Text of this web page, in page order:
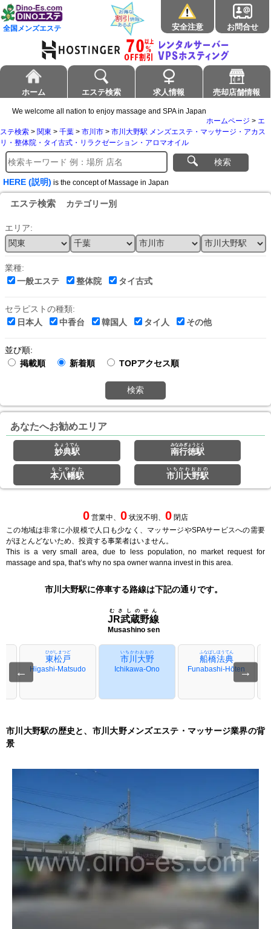
全国メンズエステ 安全注意 お問合せ
ホーム エステ検索 求人情報 売却店舗情報
We welcome all nation to enjoy massage and SPA in Japan
ホームページ > エ
ステ検索 > 関東 > 千葉 > 市川市 > 市川大野駅 メンズエステ・マッサージ・アカス
リ・整体院・タイ古式・リラクゼーション・アロマオイル
検索
HERE (説明) is the concept of Massage in Japan
エステ検索 カテゴリー別
エリア:
業種:
一般エステ
整体院 タイ古式
セラピストの種類:
日本人
中香台 韓国人 タイ人 その他
並び順:
掲載順
新着順 TOPアクセス順
検索
あなたへお勧めエリア
妙典駅
みょうでん
南行徳駅
みなみぎょうとく
本八幡駅
もとやわた
市川大野駅
いちかわおおの
0 営業中、 0 状況不明、 0 閉店
この地域は非常に小規模で人口も少なく、マッサージやSPAサービスへの需要
がほとんどないため、投資する事業者はいません。
This is a very small area, due to less population, no market request for
massage and spa, that’s why no spa owner wanna invest in this area.
市川大野駅に停車する路線は下記の通りです。
JR武蔵野線
むさしのせん
Musashino sen
←
東松戸
ひがしまつど
Higashi-Matsudo
市川大野
いちかわおおの
Ichikawa-Ono
船橋法典
ふなばしほうてん
Funabashi-Hōten→
市川大野駅の歴史と、市川大野メンズエステ・マッサージ業界の背
景